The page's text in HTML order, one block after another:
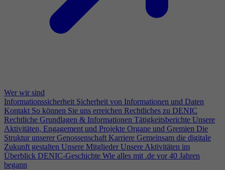
Wer wir sind
Informationssicherheit Sicherheit von Informationen und Daten
Kontakt So können Sie uns erreichen Rechtliches zu DENIC
Rechtliche Grundlagen & Informationen Tätigkeitsberichte Unsere
Aktivitäten, Engagement und Projekte Organe und Gremien Die
Struktur unserer Genossenschaft Karriere Gemeinsam die digitale
Zukunft gestalten Unsere Mitglieder Unsere Aktivitäten im
Überblick DENIC-Geschichte Wie alles mit .de vor 40 Jahren
begann